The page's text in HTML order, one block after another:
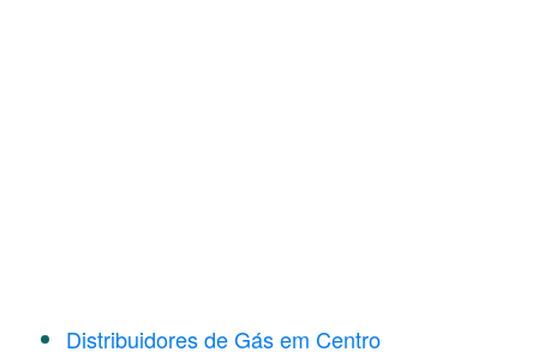
Distribuidores de Gás em Centro